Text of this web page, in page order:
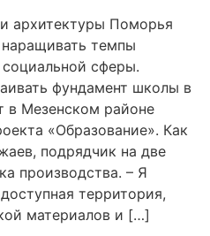
архитектуры Поморья
темпы
сферы.
фундамент школы в
в Мезенском районе
«Образование». Как
подрядчик на две
производства. – Я
территория,
материалов и […]